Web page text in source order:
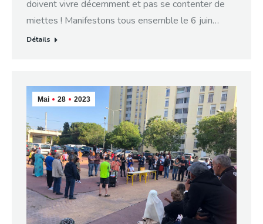
doivent vivre décemment et pas se contenter de
miettes ! Manifestons tous ensemble le 6 juin…
Détails
Mai 28 2023